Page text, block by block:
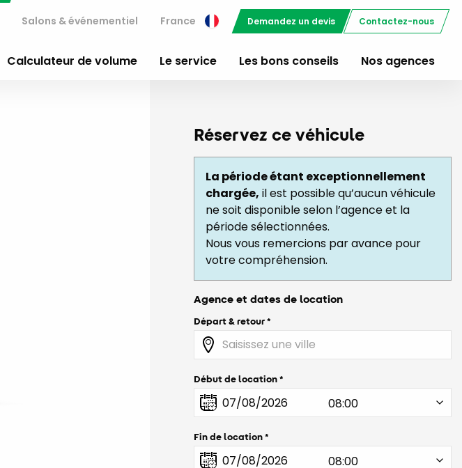
Salons & événementiel France Demandez un devis Contactez-nous
Calculateur de volume Le service Les bons conseils Nos agences
Réservez ce véhicule
La période étant exceptionnellement
chargée, il est possible qu’aucun véhicule
ne soit disponible selon l’agence et la
période sélectionnées.
Nous vous remercions par avance pour
votre compréhension.
Agence et dates de location
Départ & retour
Début de location
Fin de location